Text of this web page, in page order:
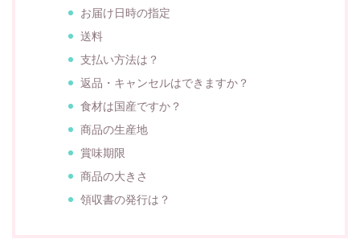
お届け日時の指定
送料
支払い方法は？
返品・キャンセルはできますか？
食材は国産ですか？
商品の生産地
賞味期限
商品の大きさ
領収書の発行は？